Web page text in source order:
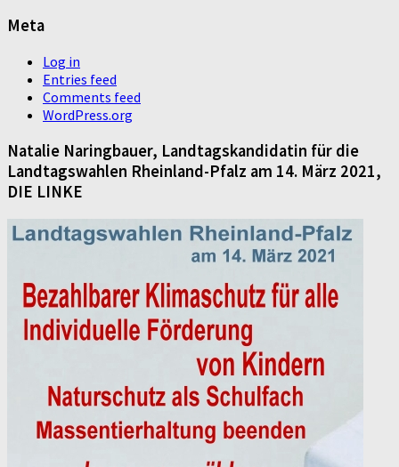
Meta
Log in
Entries feed
Comments feed
WordPress.org
Natalie Naringbauer, Landtagskandidatin für die
Landtagswahlen Rheinland-Pfalz am 14. März 2021,
DIE LINKE